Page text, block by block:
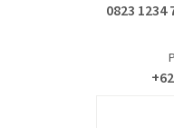
0823